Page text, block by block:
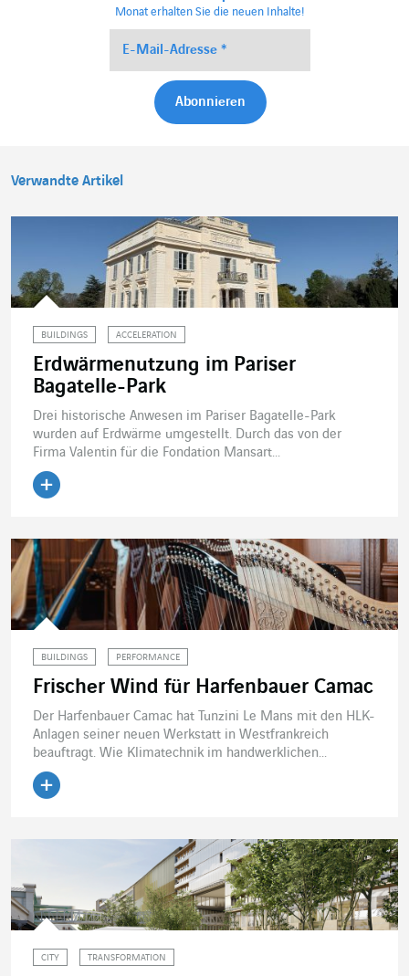
Monat erhalten Sie die neuen Inhalte!
Verwandte Artikel
BUILDINGS ACCELERATION
Erdwärmenutzung im Pariser
Bagatelle-Park
Drei historische Anwesen im Pariser Bagatelle-Park
wurden auf Erdwärme umgestellt. Durch das von der
Firma Valentin für die Fondation Mansart...
BUILDINGS PERFORMANCE
Frischer Wind für Harfenbauer Camac
Der Harfenbauer Camac hat Tunzini Le Mans mit den HLK-
Anlagen seiner neuen Werkstatt in Westfrankreich
beauftragt. Wie Klimatechnik im handwerklichen...
CITY TRANSFORMATION